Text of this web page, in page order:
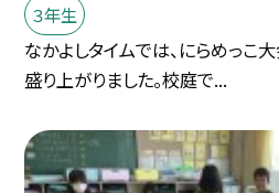
３年生
なかよしタイムでは、にらめっこ
盛り上がりました。校庭で...